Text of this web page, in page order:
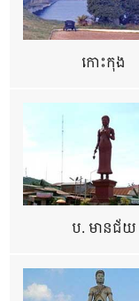
កោះកុង
ប. មានជ័យ